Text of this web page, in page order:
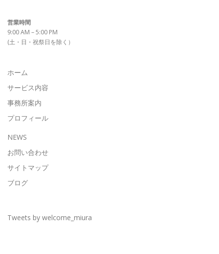
営業時間
9:00 AM – 5:00 PM
(土・日・祝祭日を除く）
ホーム
サービス内容
事務所案内
プロフィール
NEWS
お問い合わせ
サイトマップ
ブログ
Tweets by welcome_miura